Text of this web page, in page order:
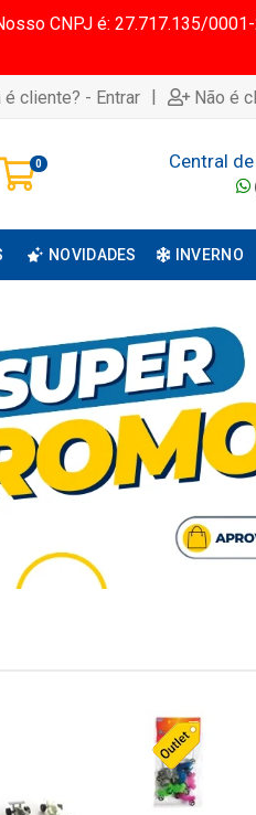
CNPJ é: 27.717.135/0001-
é cliente? - Entrar | Não é
0 Central
NOVIDADES INVERNO